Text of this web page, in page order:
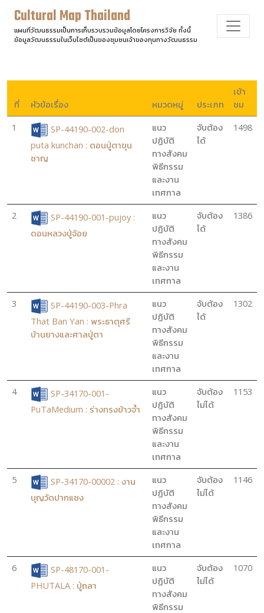
Cultural Map Thailand
แผนที่วัฒนธรรมเป็นการเก็บรวบรวมข้อมูลโดยโครงการวิจัย ทั้งนี้
ข้อมูลวัฒนธรรมในเว็บไซต์เป็นของชุมชนเจ้าของทุนทางวัฒนธรรม
ที่ หัวข้อเรื่อง หมวดหมู่ ประเภท
เข้า
ชม
1
SP-44190-002-don
puta kunchan : ดอนปู่ตาขุน
ชาญ
แนว
ปฏิบัติ
ทางสังคม
พิธีกรรม
และงาน
เทศกาล
จับต้อง
ได้
1498
2
SP-44190-001-pujoy :
ดอนหลวงปู่จ้อย
แนว
ปฏิบัติ
ทางสังคม
พิธีกรรม
และงาน
เทศกาล
จับต้อง
ได้
1386
3
SP-44190-003-Phra
That Ban Yan : พระธาตุศรี
บ้านยางและศาลปู่ตา
แนว
ปฏิบัติ
ทางสังคม
พิธีกรรม
และงาน
เทศกาล
จับต้อง
ได้
1302
4
SP-34170-001-
PuTaMedium : ร่างทรงข้าวจ้ำ
แนว
ปฏิบัติ
ทางสังคม
พิธีกรรม
และงาน
เทศกาล
จับต้อง
ไม่ได้
1153
5
SP-34170-00002 : งาน
บุญวัดปากแซง
แนว
ปฏิบัติ
ทางสังคม
พิธีกรรม
และงาน
เทศกาล
จับต้อง
ไม่ได้
1146
6
SP-48170-001-
PHUTALA : ปู่ถลา
แนว
ปฏิบัติ
ทางสังคม
พิธีกรรม
จับต้อง
ไม่ได้
1070